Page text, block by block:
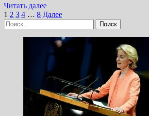
Читать далееПрочитать
больше
Госдума
рассмотрит
законопроект
об установлении
Дня
взятия
Кенигсберга
памятной
датой
Пагинация
записей
1 2 3 4 … 8 Далее
Найти: